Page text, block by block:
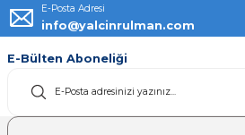
E-Posta Adresi
info@yalcinrulman.com
E-Bülten Aboneliği